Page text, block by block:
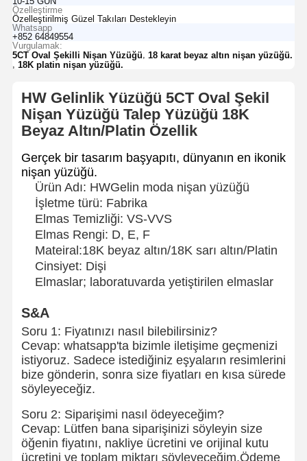
Özelleştirme
Özelleştirilmiş Güzel Takıları Destekleyin
Whatsapp
+852 64849554
Vurgulamak:
5CT Oval Şekilli Nişan Yüzüğü 18 karat beyaz altın nişan yüzüğü.
18K platin nişan yüzüğü.
HW Gelinlik Yüzüğü 5CT Oval Şekil
Nişan Yüzüğü Talep Yüzüğü 18K
Beyaz Altın/Platin Özellik
Gerçek bir tasarım başyapıtı, dünyanın en ikonik
nişan yüzüğü.
Ürün Adı: HWGelin moda nişan yüzüğü
İşletme türü: Fabrika
Elmas Temizliği: VS-VVS
Elmas Rengi: D, E, F
Mateiral:18K beyaz altın/18K sarı altın/Platin
Cinsiyet: Dişi
Elmaslar; laboratuvarda yetiştirilen elmaslar
S&A
Soru 1: Fiyatınızı nasıl bilebilirsiniz?
Cevap: whatsapp'ta bizimle iletişime geçmenizi
istiyoruz. Sadece istediğiniz eşyaların resimlerini
bize gönderin, sonra size fiyatları en kısa sürede
söyleyeceğiz.
Soru 2: Siparişimi nasıl ödeyeceğim?
Cevap: Lütfen bana siparişinizi söyleyin size
öğenin fiyatını, nakliye ücretini ve orijinal kutu
ücretini ve toplam miktarı söyleyeceğim.Ödeme